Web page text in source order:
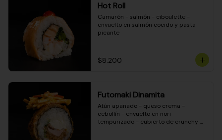
Hot Roll
Camarón - salmón - ciboulette -
envuelto en salmón cocido y pasta
picante
$8.200
Futomaki Dinamita
Atún apanado - queso crema -
cebollín - envuelto en nori
tempurizado - cubierto de crunchy